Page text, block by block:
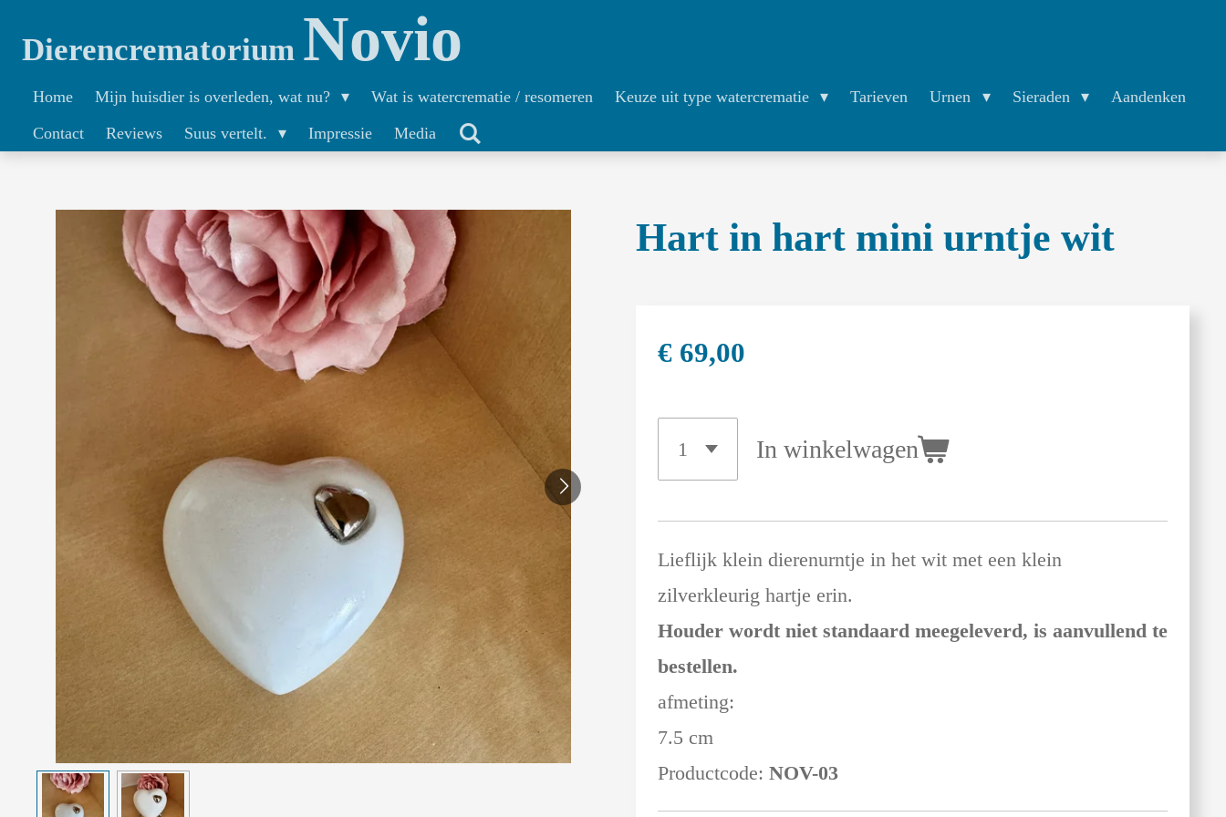
direct
naar
Dierencrematorium Novio
Home Mijn huisdier is overleden, wat nu? Wat is watercrematie / resomeren Keuze uit type watercrematie Tarieven Urnen Sieraden
Aandenken
Contact
Reviews Suus vertelt. Impressie Media
Hart in hart mini urntje wit
€ 69,00
In winkelwagen
Lieflijk klein dierenurntje in het wit met een klein
zilverkleurig hartje erin.
Houder wordt niet standaard meegeleverd, is aanvullend te
bestellen.
afmeting:
7.5 cm
Productcode: NOV-03